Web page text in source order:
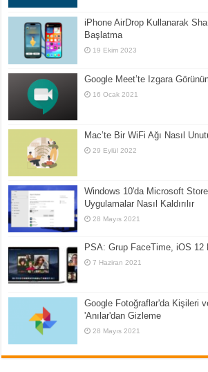
iPhone AirDrop Kullanarak
Başlatma
19 Ekim 2023
Google Meet’te Izgara
16 Ocak 2021
Mac’te Bir WiFi Ağı Nasıl
29 Eylül 2022
Windows 10'da Microsoft
Uygulamalar Nasıl Kaldırılır
28 Mayıs 2021
PSA: Grup FaceTime, iOS 12
7 Haziran 2021
Google Fotoğraflar'da Kişileri
'Anılar'dan Gizleme
28 Mayıs 2021